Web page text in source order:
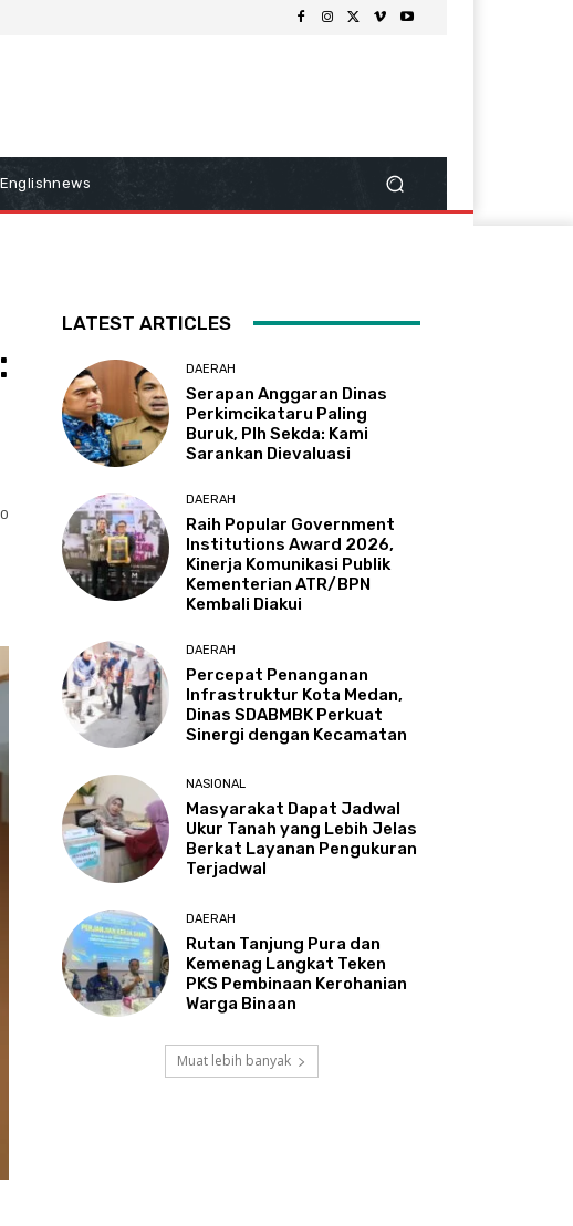
Englishnews
0
LATEST ARTICLES
DAERAH
Serapan Anggaran Dinas
Perkimcikataru Paling
Buruk, Plh Sekda: Kami
Sarankan Dievaluasi
DAERAH
Raih Popular Government
Institutions Award 2026,
Kinerja Komunikasi Publik
Kementerian ATR/BPN
Kembali Diakui
DAERAH
Percepat Penanganan
Infrastruktur Kota Medan,
Dinas SDABMBK Perkuat
Sinergi dengan Kecamatan
NASIONAL
Masyarakat Dapat Jadwal
Ukur Tanah yang Lebih Jelas
Berkat Layanan Pengukuran
Terjadwal
DAERAH
Rutan Tanjung Pura dan
Kemenag Langkat Teken
PKS Pembinaan Kerohanian
Warga Binaan
Muat lebih banyak